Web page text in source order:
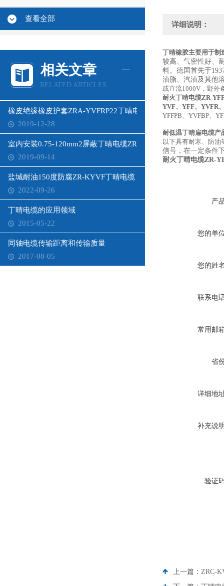
查看全部
相关文章
RELATED ARTICLES
橡皮绝缘橡皮护套ZRA-YVFRP22丁晴电缆
2019-12-28
室内安装0.75-120mm2屏蔽丁晴电缆ZR-KYFFPB
2019-09-14
盐城耐油150度防腐ZR-KYVF丁晴电缆
2022-09-26
丁晴电缆的应用领域
2015-05-22
同轴电缆传输距离和传输质量
2017-08-05
详细说明：
丁晴橡胶主要用于制
较高、气密性好、
料。德国首先于
油脂、汽油及其他
或直流1000V，野外
耐火丁晴电缆ZR-
YVF、YFF、YVFR
YFFPB、YVFBP、
耐低温丁晴扁电缆产
以下具有耐寒、防
信号，在一定条件
耐火丁晴电缆ZR-
产
您的单
您的姓
联系电
常用邮
省
详细地
补充说
验证
上一篇： ZRC-